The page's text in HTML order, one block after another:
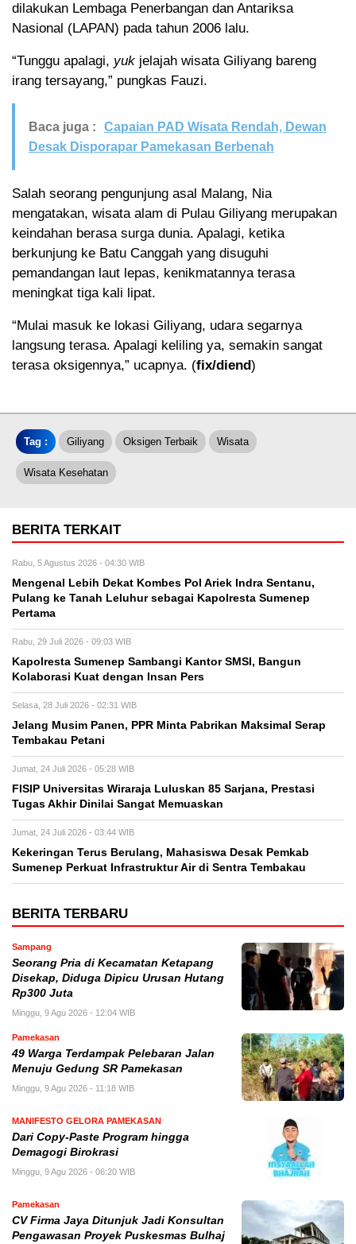
dilakukan Lembaga Penerbangan dan Antariksa
Nasional (LAPAN) pada tahun 2006 lalu.
“Tunggu apalagi, yuk jelajah wisata Giliyang bareng
irang tersayang,” pungkas Fauzi.
Baca juga :
Capaian PAD Wisata Rendah, Dewan
Desak Disporapar Pamekasan Berbenah
Salah seorang pengunjung asal Malang, Nia
mengatakan, wisata alam di Pulau Giliyang merupakan
keindahan berasa surga dunia. Apalagi, ketika
berkunjung ke Batu Canggah yang disuguhi
pemandangan laut lepas, kenikmatannya terasa
meningkat tiga kali lipat.
“Mulai masuk ke lokasi Giliyang, udara segarnya
langsung terasa. Apalagi keliling ya, semakin sangat
terasa oksigennya,” ucapnya. (fix/diend)
Tag : Giliyang Oksigen Terbaik Wisata
Wisata Kesehatan
BERITA TERKAIT
Rabu, 5 Agustus 2026 - 04:30 WIB
Mengenal Lebih Dekat Kombes Pol Ariek Indra Sentanu,
Pulang ke Tanah Leluhur sebagai Kapolresta Sumenep
Pertama
Rabu, 29 Juli 2026 - 09:03 WIB
Kapolresta Sumenep Sambangi Kantor SMSI, Bangun
Kolaborasi Kuat dengan Insan Pers
Selasa, 28 Juli 2026 - 02:31 WIB
Jelang Musim Panen, PPR Minta Pabrikan Maksimal Serap
Tembakau Petani
Jumat, 24 Juli 2026 - 05:28 WIB
FISIP Universitas Wiraraja Luluskan 85 Sarjana, Prestasi
Tugas Akhir Dinilai Sangat Memuaskan
Jumat, 24 Juli 2026 - 03:44 WIB
Kekeringan Terus Berulang, Mahasiswa Desak Pemkab
Sumenep Perkuat Infrastruktur Air di Sentra Tembakau
BERITA TERBARU
Sampang
Seorang Pria di Kecamatan Ketapang
Disekap, Diduga Dipicu Urusan Hutang
Rp300 Juta
Minggu, 9 Agu 2026 - 12:04 WIB
Pamekasan
49 Warga Terdampak Pelebaran Jalan
Menuju Gedung SR Pamekasan
Minggu, 9 Agu 2026 - 11:18 WIB
MANIFESTO GELORA PAMEKASAN
Dari Copy-Paste Program hingga
Demagogi Birokrasi
Minggu, 9 Agu 2026 - 06:20 WIB
Pamekasan
CV Firma Jaya Ditunjuk Jadi Konsultan
Pengawasan Proyek Puskesmas Bulhaj